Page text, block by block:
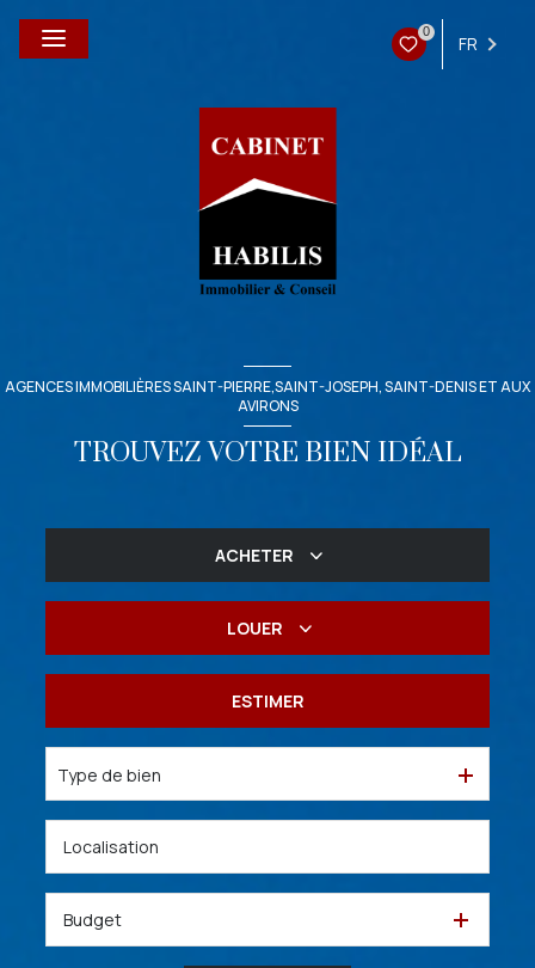
0
FR
AGENCES IMMOBILIÈRES SAINT-PIERRE,SAINT-JOSEPH, SAINT-DENIS ET AUX
AVIRONS
TROUVEZ VOTRE BIEN IDÉAL
ACHETER
De l'immo pro
LOUER
De l'immo pro
ESTIMER
Type de bien
Budget